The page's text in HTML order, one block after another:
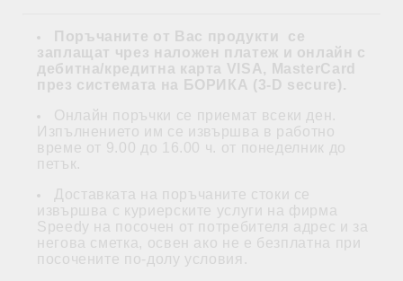
Поръчаните от Вас продукти се
заплащат чрез наложен платеж и онлайн с
дебитна/кредитна карта VISA, MasterCard
през системата на БОРИКА (3-D secure).
Онлайн поръчки се приемат всеки ден.
Изпълнението им се извършва в работно
време от 9.00 до 16.00 ч. от понеделник до
петък.
Доставката на поръчаните стоки се
извършва с куриерските услуги на фирма
Speedy на посочен от потребителя адрес и за
негова сметка, освен ако не е безплатна при
посочените по-долу условия.